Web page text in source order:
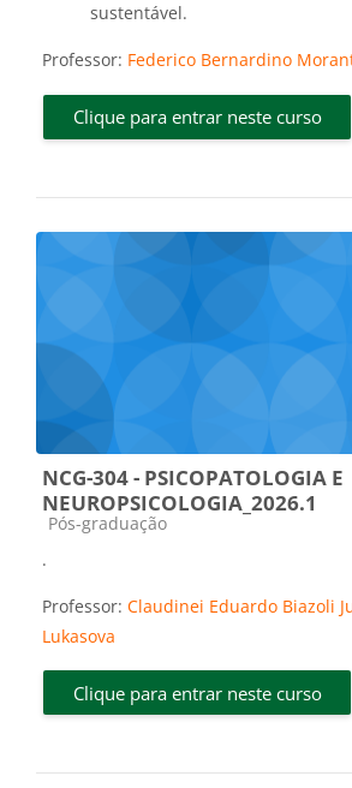
sustentável.
Professor: Federico Bernardino
Clique para entrar neste curso
NCG-304 - PSICOPATOLOGIA E
NEUROPSICOLOGIA_2026.1
Categoria do curso
Pós-graduação
.
Professor: Claudinei Eduardo Biazoli
Lukasova
Clique para entrar neste curso